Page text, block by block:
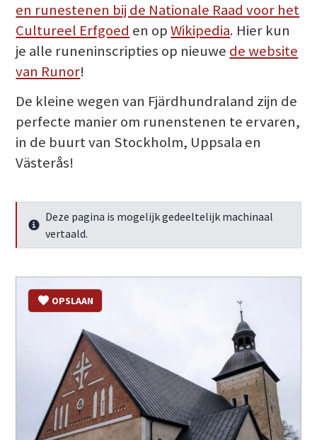
en runestenen bij de Nationale Raad voor het
Cultureel Erfgoed en opWikipedia. Hier kun
je alle runeninscripties op nieuwe de website
van Runor!
De kleine wegen van Fjärdhundraland zijn de
perfecte manier om runenstenen te ervaren,
in de buurt van Stockholm, Uppsala en
Västerås!
Meer info
Deze pagina is mogelijk gedeeltelijk machinaal
vertaald.
OPSLAAN